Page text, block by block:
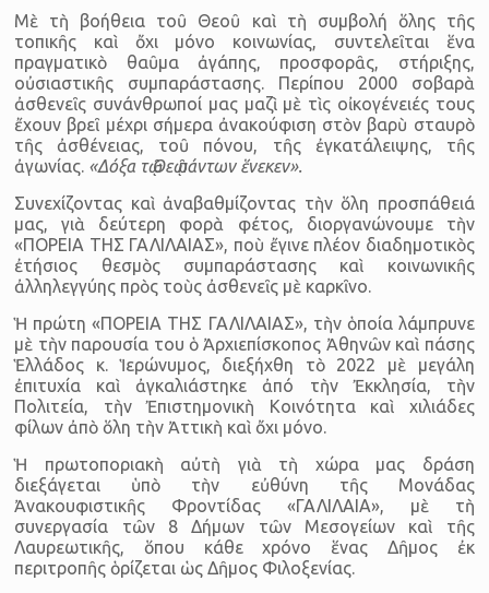
Μὲ τὴ βοήθεια τοῦ Θεοῦ καὶ τὴ συμβολή ὅλης τῆς
τοπικῆς καὶ ὄχι μόνο κοινωνίας, συντελεῖται ἕνα
πραγματικὸ θαῦμα ἀγάπης, προσφορᾶς, στήριξης,
οὐσιαστικῆς συμπαράστασης. Περίπου 2000 σοβαρὰ
ἀσθενεῖς συνάνθρωποί μας μαζὶ μὲ τὶς οἰκογένειές τους
ἔχουν βρεῖ μέχρι σήμερα ἀνακούφιση στὸν βαρὺ σταυρὸ
τῆς ἀσθένειας, τοῦ πόνου, τῆς ἐγκατάλειψης, τῆς
ἀγωνίας. «Δόξα τῷ Θεῷ πάντων ἕνεκεν».
Συνεχίζοντας καὶ ἀναβαθμίζοντας τὴν ὅλη προσπάθειά
μας, γιὰ δεύτερη φορὰ φέτος, διοργανώνουμε τὴν
«ΠΟΡΕΙΑ ΤΗΣ ΓΑΛΙΛΑΙΑΣ», ποὺ ἔγινε πλέον διαδημοτικὸς
ἐτήσιος θεσμὸς συμπαράστασης καὶ κοινωνικῆς
ἀλληλεγγύης πρὸς τοὺς ἀσθενεῖς μὲ καρκῖνο.
Ἡ πρώτη «ΠΟΡΕΙΑ ΤΗΣ ΓΑΛΙΛΑΙΑΣ», τὴν ὁποία λάμπρυνε
μὲ τὴν παρουσία του ὁ Ἀρχιεπίσκοπος Ἀθηνῶν καὶ πάσης
Ἑλλάδος κ. Ἱερώνυμος, διεξήχθη τὸ 2022 μὲ μεγάλη
ἐπιτυχία καὶ ἀγκαλιάστηκε ἀπό τὴν Ἐκκλησία, τὴν
Πολιτεία, τὴν Ἐπιστημονικὴ Κοινότητα καὶ χιλιάδες
φίλων ἀπὸ ὅλη τὴν Ἀττικὴ καὶ ὄχι μόνο.
Ἡ πρωτοποριακὴ αὐτὴ γιὰ τὴ χώρα μας δράση
διεξάγεται ὑπὸ τὴν εὐθύνη τῆς Μονάδας
Ἀνακουφιστικῆς Φροντίδας «ΓΑΛΙΛΑΙΑ», μὲ τὴ
συνεργασία τῶν 8 Δήμων τῶν Μεσογείων καὶ τῆς
Λαυρεωτικῆς, ὅπου κάθε χρόνο ἕνας Δῆμος ἐκ
περιτροπῆς ὁρίζεται ὡς Δῆμος Φιλοξενίας.